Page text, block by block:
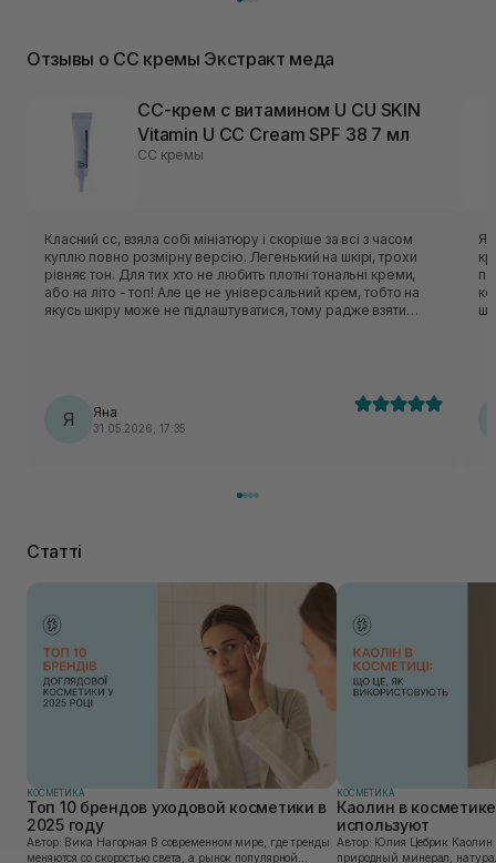
Отзывы о CC кремы Экстракт меда
СС-крем с витамином U CU SKIN
Vitamin U CC Cream SPF 38 7 мл
CC кремы
Класний cc, взяла собі мініатюру і скоріше за всі з часом
куплю повно розмірну версію. Легенький на шкірі, трохи
рівняє тон. Для тих хто не любить плотні тональні креми,
або на літо - топ! Але це не універсальний крем, тобто на
якусь шкіру може не підлаштуватися, тому радже взяти
Я Яна
31.05.2026, 17:35
Я
Статті
КОСМЕТИКА
Топ 10 брендов уходовой косметики в
2025 году
Автор: Вика Нагорная В современном мире, где тренды
меняются со скоростью света, а рынок популярной
КОСМЕТИКА
Каолин в
используют
Автор: Юлия Цебрик Каолин в косметологии – это
природный минерал,